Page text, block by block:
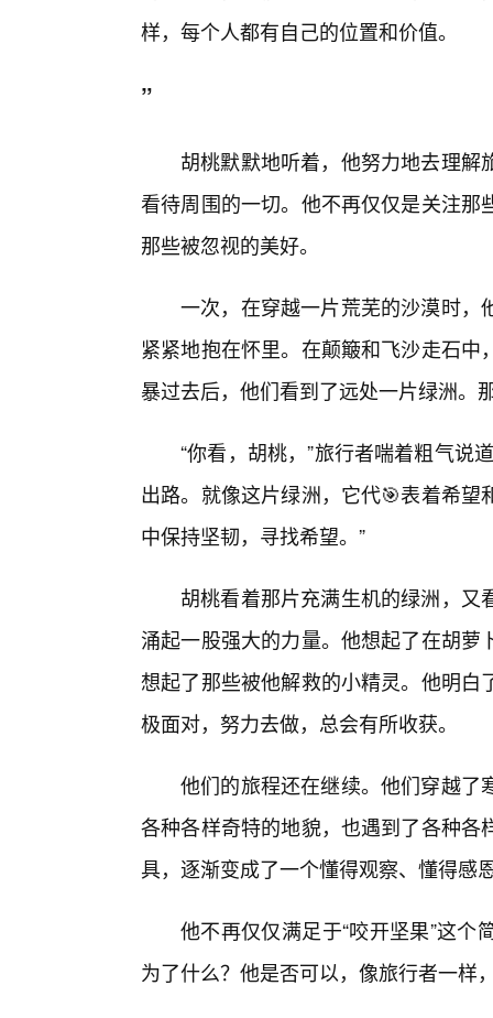
样，每个人都有自己的位置和价值。
”
胡桃默默地听着，他努力地去理
看待周围的一切。他不再仅仅是关注
那些被忽视的美好。
一次，在穿越一片荒芜的沙漠时，
紧紧地抱在怀里。在颠簸和飞沙走石
暴过去后，他们看到了远处一片绿洲。
“你看，胡桃，”旅行者喘着粗气说
出路。就像这片绿洲，它代🎯表着希
中保持坚韧，寻找希望。”
胡桃看着那片充满生机的绿洲，
涌起一股强大的力量。他想起了在胡
想起了那些被他解救的小精灵。他明
极面对，努力去做，总会有所收获。
他们的旅程还在继续。他们穿越了
各种各样奇特的地貌，也遇到了各种
具，逐渐变成了一个懂得观察、懂得感
他不再仅仅满足于“咬开坚果”这
为了什么？他是否可以，像旅行者一样